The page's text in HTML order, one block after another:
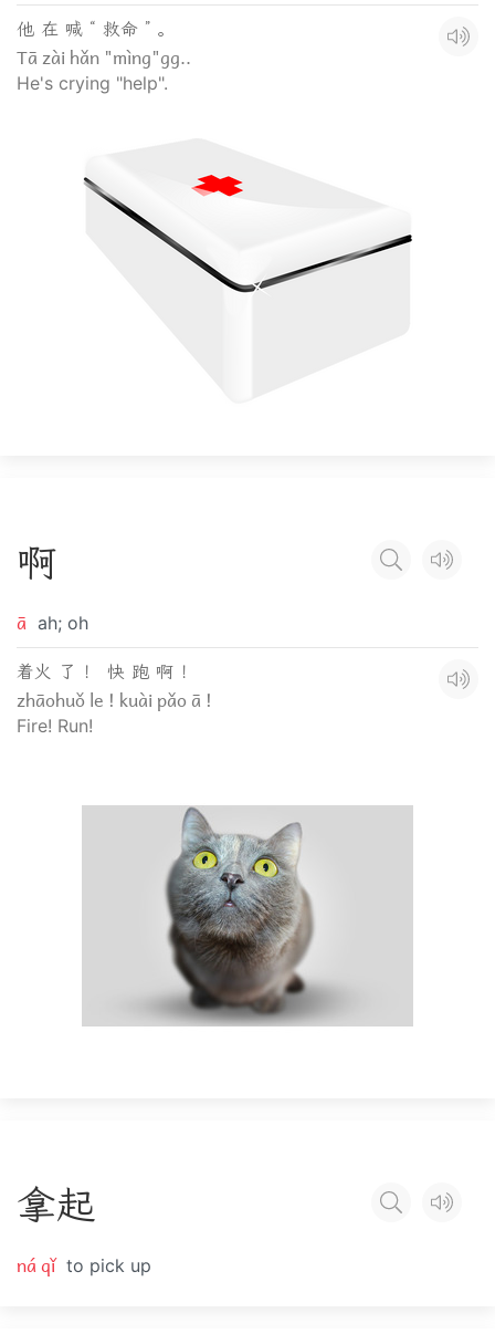
他 在 喊 “ 救命 ” 。
Tā zài hǎn "mìng"gg..
He's crying "help".
啊
ā ah; oh
着火 了 ！ 快 跑 啊 ！
zhāohuǒ le ! kuài pǎo ā !
Fire! Run!
拿起
ná qǐ to pick up